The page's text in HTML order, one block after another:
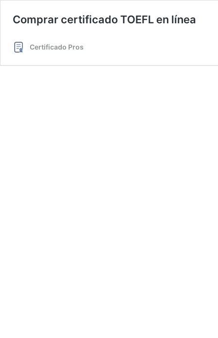
Comprar certificado TOEFL en línea
Certificado Pros